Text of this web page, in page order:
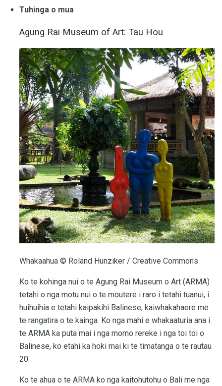
Tuhinga o mua
Agung Rai Museum of Art: Tau Hou
Whakaahua © Roland Hunziker / Creative Commons
Ko te kohinga nui o te Agung Rai Museum o Art (ARMA)
tetahi o nga motu nui o te moutere i raro i tetahi tuanui, i
huihuihia e tetahi kaipakihi Balinese, kaiwhakahaere me
te rangatira o te kainga. Ko nga mahi e whakaaturia ana i
te ARMA ka puta mai i nga momo rereke i nga toi toi o
Balinese, ko etahi ka hoki mai ki te timatanga o te rautau
20.
Ko te ahua o te ARMA ko nga kaitohutohu o Bali me nga